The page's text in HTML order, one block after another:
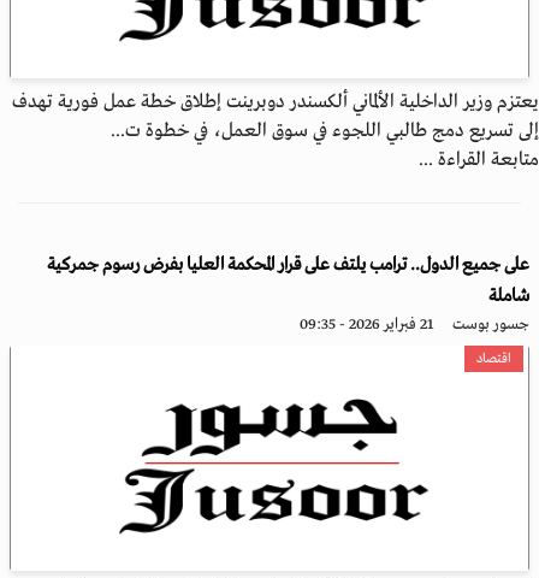
يعتزم وزير الداخلية الألماني ألكسندر دوبرينت إطلاق خطة عمل فورية تهدف
إلى تسريع دمج طالبي اللجوء في سوق العمل، في خطوة ت...
متابعة القراءة ...
على جميع الدول.. ترامب يلتف على قرار المحكمة العليا بفرض رسوم جمركية
شاملة
جسور بوست 21 فبراير 2026 - 09:35
اقتصاد